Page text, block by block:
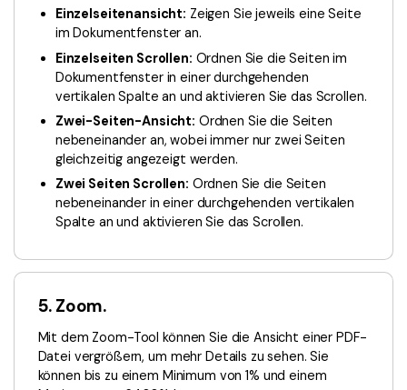
Einzelseitenansicht: Zeigen Sie jeweils eine Seite
im Dokumentfenster an.
Einzelseiten Scrollen: Ordnen Sie die Seiten im
Dokumentfenster in einer durchgehenden
vertikalen Spalte an und aktivieren Sie das Scrollen.
Zwei-Seiten-Ansicht: Ordnen Sie die Seiten
nebeneinander an, wobei immer nur zwei Seiten
gleichzeitig angezeigt werden.
Zwei Seiten Scrollen: Ordnen Sie die Seiten
nebeneinander in einer durchgehenden vertikalen
Spalte an und aktivieren Sie das Scrollen.
5. Zoom.
Mit dem Zoom-Tool können Sie die Ansicht einer PDF-
Datei vergrößern, um mehr Details zu sehen. Sie
können bis zu einem Minimum von 1% und einem